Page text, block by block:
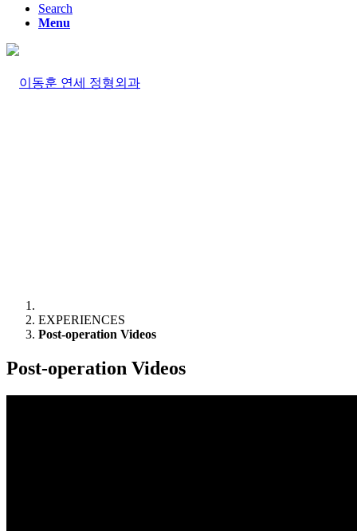
Search
Menu
EXPERIENCES
Post-operation Videos
Post-operation Videos